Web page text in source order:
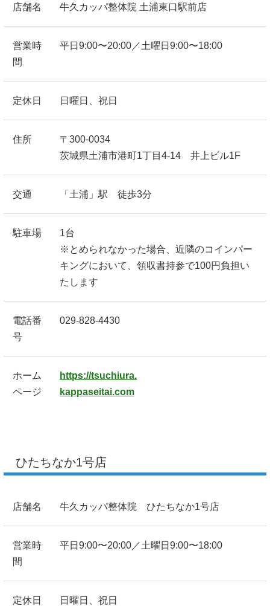
店舗名 牛久カッパ整体院 土浦東口駅前店
営業時
間
平日9:00〜20:00／土曜日9:00〜18:00
定休日 日曜日、祝日
住所
〒300-0034
茨城県土浦市港町1丁目4-14 井上ビル1F
交通 「土浦」駅 徒歩3分
駐車場
1台
※とめられなかった場合、近隣のコインパー
キングにおいて、領収書持参で100円負担い
たします
電話番
号
029-828-4430
ホーム
ページ
https://tsuchiura.
kappaseitai.com
ひたちなか1号店
店舗名 牛久カッパ整体院 ひたちなか1号店
営業時
間
平日9:00〜20:00／土曜日9:00〜18:00
定休日 日曜日、祝日